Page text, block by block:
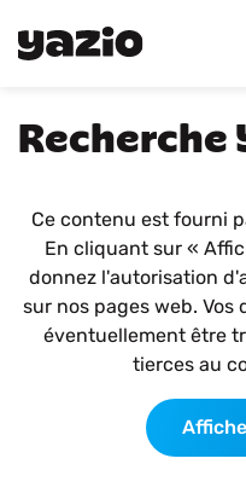
Recherche
Ce contenu est fourni
En cliquant sur «
donnez l'autorisation
sur nos pages web.
éventuellement être
tierces au